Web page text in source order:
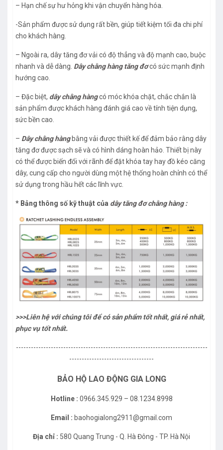
– Hạn chế sự hư hỏng khi vận chuyển hàng hóa.
-Sản phẩm được sử dụng rất bền, giúp tiết kiệm tối đa chi phí
cho khách hàng.
– Ngoài ra, dây tăng đơ vải có độ thẳng và độ mạnh cao, buộc
nhanh và dễ dàng. Dây chằng hàng tăng đơcó sức mạnh định
hướng cao.
– Đặc biệt, dây chằng hàngcó móc khóa chặt, chắc chắn là
sản phẩm được khách hàng đánh giá cao về tính tiện dụng,
sức bền cao.
– Dây chằng hàngbằng vải được thiết kế để đảm bảo rằng dây
tăng đơ được sạch sẽ và có hình dáng hoàn hảo. Thiết bị này
có thể được biến đổi với rãnh để đặt khóa tay hay đồ kéo căng
dây, cung cấp cho người dùng một hệ thống hoàn chỉnh có thể
sử dụng trong hầu hết các lĩnh vực.
* Bảng thông số kỹ thuật của dây tăng đơ chằng hàng :
>>>Liên hệ với chúng tôi để có sản phẩm tốt nhất, giá rẻ nhất,
phục vụ tốt nhất.
-----------------------------------------------------------------------------
----------------------------------
BẢO HỘ LAO ĐỘNG GIA LONG
Hotline : 0966.345.929 – 08.1234.8998
Email : baohogialong2911@gmail.com
Địa chỉ : 580 Quang Trung - Q. Hà Đông - TP. Hà Nội